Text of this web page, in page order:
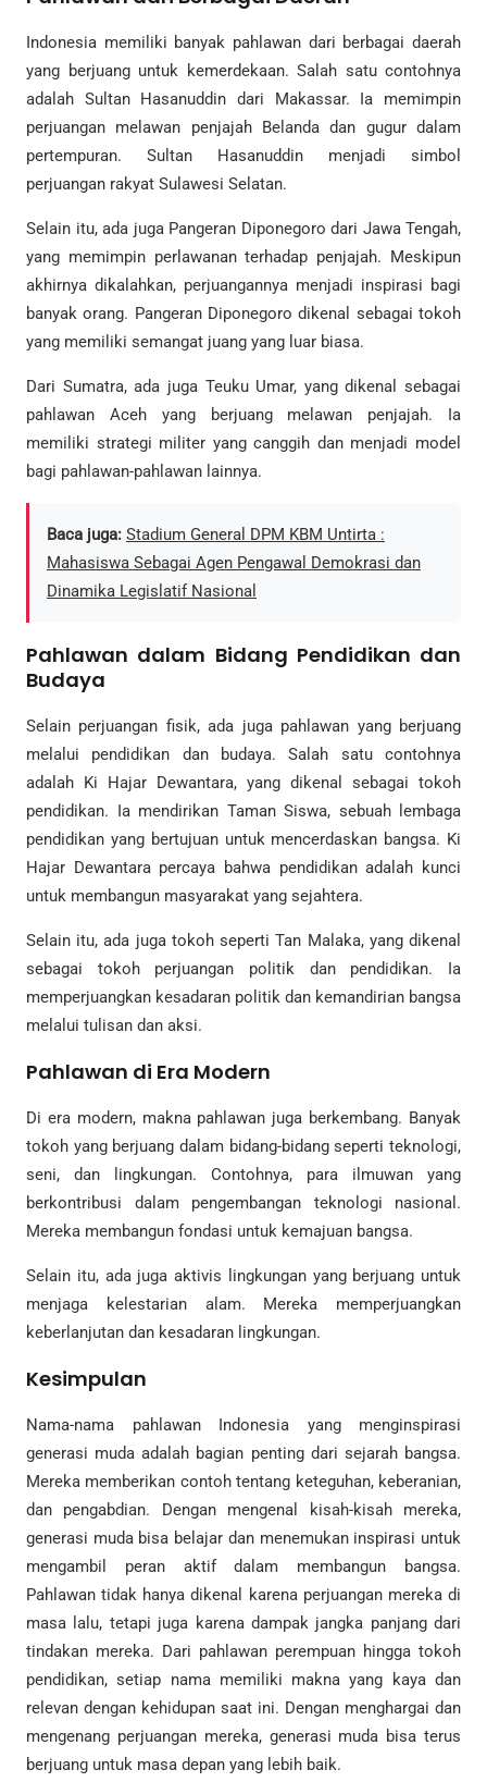
Indonesia memiliki banyak pahlawan dari berbagai daerah
yang berjuang untuk kemerdekaan. Salah satu contohnya
adalah Sultan Hasanuddin dari Makassar. Ia memimpin
perjuangan melawan penjajah Belanda dan gugur dalam
pertempuran. Sultan Hasanuddin menjadi simbol
perjuangan rakyat Sulawesi Selatan.
Selain itu, ada juga Pangeran Diponegoro dari Jawa Tengah,
yang memimpin perlawanan terhadap penjajah. Meskipun
akhirnya dikalahkan, perjuangannya menjadi inspirasi bagi
banyak orang. Pangeran Diponegoro dikenal sebagai tokoh
yang memiliki semangat juang yang luar biasa.
Dari Sumatra, ada juga Teuku Umar, yang dikenal sebagai
pahlawan Aceh yang berjuang melawan penjajah. Ia
memiliki strategi militer yang canggih dan menjadi model
bagi pahlawan-pahlawan lainnya.
Baca juga: Stadium General DPM KBM Untirta :
Mahasiswa Sebagai Agen Pengawal Demokrasi dan
Dinamika Legislatif Nasional
Pahlawan dalam Bidang Pendidikan dan
Budaya
Selain perjuangan fisik, ada juga pahlawan yang berjuang
melalui pendidikan dan budaya. Salah satu contohnya
adalah Ki Hajar Dewantara, yang dikenal sebagai tokoh
pendidikan. Ia mendirikan Taman Siswa, sebuah lembaga
pendidikan yang bertujuan untuk mencerdaskan bangsa. Ki
Hajar Dewantara percaya bahwa pendidikan adalah kunci
untuk membangun masyarakat yang sejahtera.
Selain itu, ada juga tokoh seperti Tan Malaka, yang dikenal
sebagai tokoh perjuangan politik dan pendidikan. Ia
memperjuangkan kesadaran politik dan kemandirian bangsa
melalui tulisan dan aksi.
Pahlawan di Era Modern
Di era modern, makna pahlawan juga berkembang. Banyak
tokoh yang berjuang dalam bidang-bidang seperti teknologi,
seni, dan lingkungan. Contohnya, para ilmuwan yang
berkontribusi dalam pengembangan teknologi nasional.
Mereka membangun fondasi untuk kemajuan bangsa.
Selain itu, ada juga aktivis lingkungan yang berjuang untuk
menjaga kelestarian alam. Mereka memperjuangkan
keberlanjutan dan kesadaran lingkungan.
Kesimpulan
Nama-nama pahlawan Indonesia yang menginspirasi
generasi muda adalah bagian penting dari sejarah bangsa.
Mereka memberikan contoh tentang keteguhan, keberanian,
dan pengabdian. Dengan mengenal kisah-kisah mereka,
generasi muda bisa belajar dan menemukan inspirasi untuk
mengambil peran aktif dalam membangun bangsa.
Pahlawan tidak hanya dikenal karena perjuangan mereka di
masa lalu, tetapi juga karena dampak jangka panjang dari
tindakan mereka. Dari pahlawan perempuan hingga tokoh
pendidikan, setiap nama memiliki makna yang kaya dan
relevan dengan kehidupan saat ini. Dengan menghargai dan
mengenang perjuangan mereka, generasi muda bisa terus
berjuang untuk masa depan yang lebih baik.